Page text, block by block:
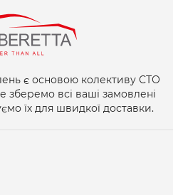
є основою колективу СТО
всі ваші замовлені
їх для швидкої доставки.